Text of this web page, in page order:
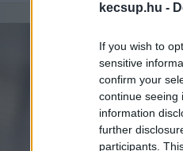
kecsup.hu -
If you wish to
sensitive
confirm your
continue seeing
information
further
participants.